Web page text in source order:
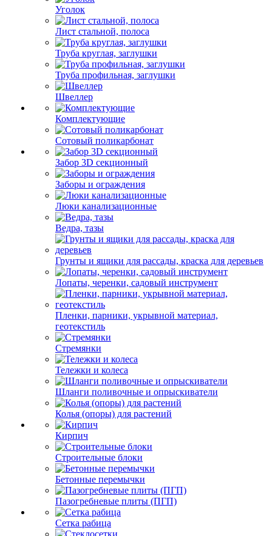
Уголок
Лист стальной, полоса
Труба круглая, заглушки
Труба профильная, заглушки
Швеллер
Комплектующие
Сотовый поликарбонат
Забор 3D секционный
Заборы и ограждения
Люки канализационные
Ведра, тазы
Грунты и ящики для рассады, краска для деревьев
Лопаты, черенки, садовый инструмент
Пленки, парники, укрывной материал,
геотекстиль
Стремянки
Тележки и колеса
Шланги поливочные и опрыскиватели
Колья (опоры) для растений
Кирпич
Строительные блоки
Бетонные перемычки
Пазогребневые плиты (ПГП)
Сетка рабица